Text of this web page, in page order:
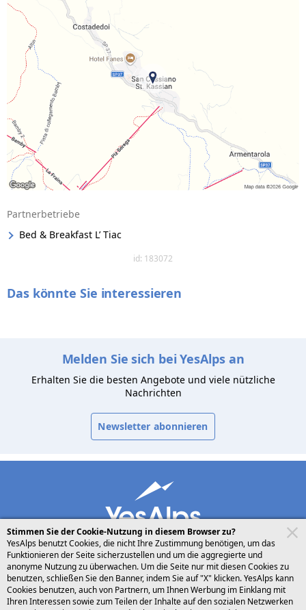
Partnerbetriebe
Bed & Breakfast L’ Tiac
id: 183072
Das könnte Sie interessieren
Melden Sie sich bei YesAlps an
Erhalten Sie die besten Angebote und viele nützliche
Nachrichten
Newsletter abonnieren
desktop folgen Sie uns auf
Stimmen Sie der Cookie-Nutzung in diesem Browser zu?
YesAlps benutzt Cookies, die nicht Ihre Zustimmung benötigen, um das
Funktionieren der Seite sicherzustellen und um die aggregierte und
anonyme Nutzung zu überwachen. Um die Seite nur mit diesen Cookies zu
benutzen, schließen Sie den Banner, indem Sie auf "X" klicken. YesAlps kann
Cookies benutzen, auch von Partnern, um Ihnen Werbung im Einklang mit
Ihren Interessen sowie zum Teilen der Inhalte auf den sozialen Netzwerken